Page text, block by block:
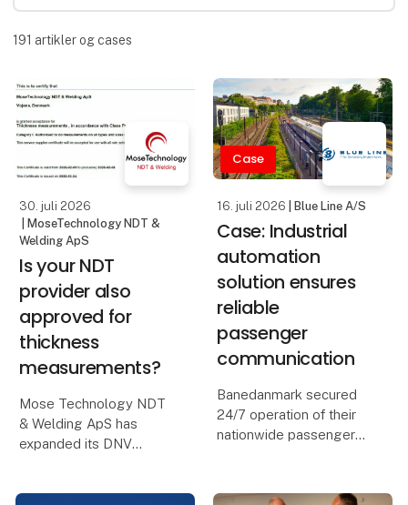
191 artikler og cases
30. juli 2026
| MoseTechnology NDT &
Welding ApS
Is your NDT
provider also
approved for
thickness
measurements?
Mose Technology NDT
& Welding ApS has
expanded its DNV
Case
16. juli 2026 | Blue Line A/S
Case: Industrial
automation
solution ensures
reliable
passenger
communication
Banedanmark secured
24/7 operation of their
nationwide passenger
with Blue Line’s energy-